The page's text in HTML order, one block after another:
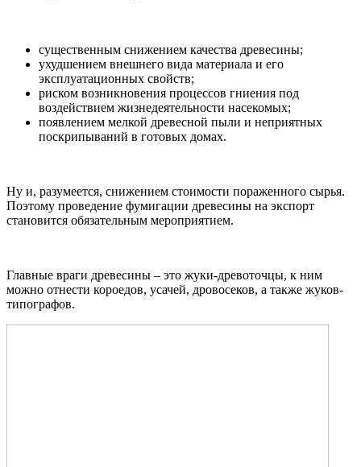
существенным снижением качества древесины;
ухудшением внешнего вида материала и его
эксплуатационных свойств;
риском возникновения процессов гниения под
воздействием жизнедеятельности насекомых;
появлением мелкой древесной пыли и неприятных
поскрипываний в готовых домах.
Ну и, разумеется, снижением стоимости пораженного сырья.
Поэтому проведение фумигации древесины на экспорт
становится обязательным мероприятием.
Главные враги древесины – это жуки-древоточцы, к ним
можно отнести короедов, усачей, дровосеков, а также жуков-
типографов.